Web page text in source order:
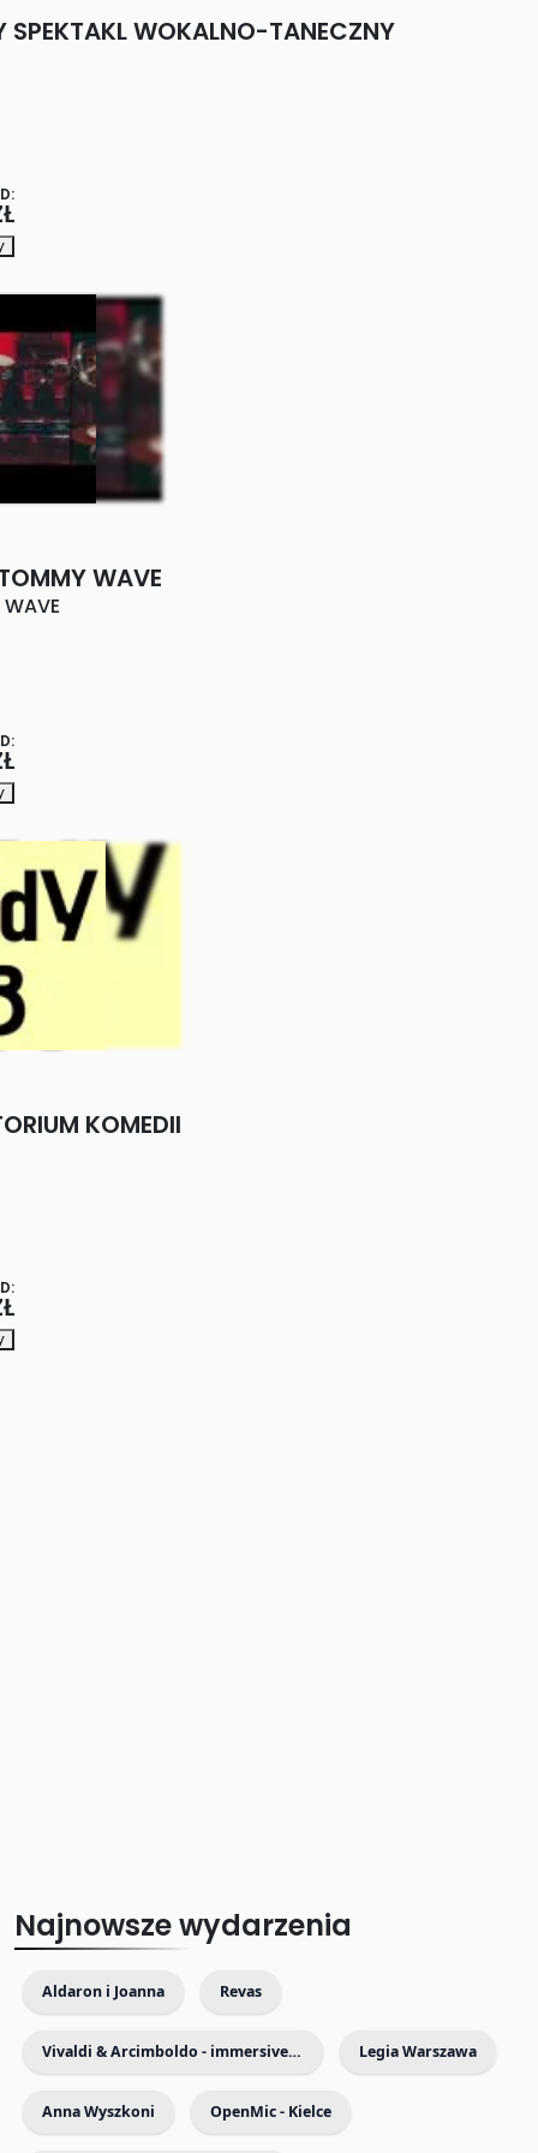
SPEKTAKL WOKALNO-TANECZNY
WAVE
KOMEDII
Najnowsze wydarzenia
Aldaron i Joanna Revas
Vivaldi & Arcimboldo - immersive exhibition with live music Legia Warszawa
Anna Wyszkoni OpenMic - Kielce